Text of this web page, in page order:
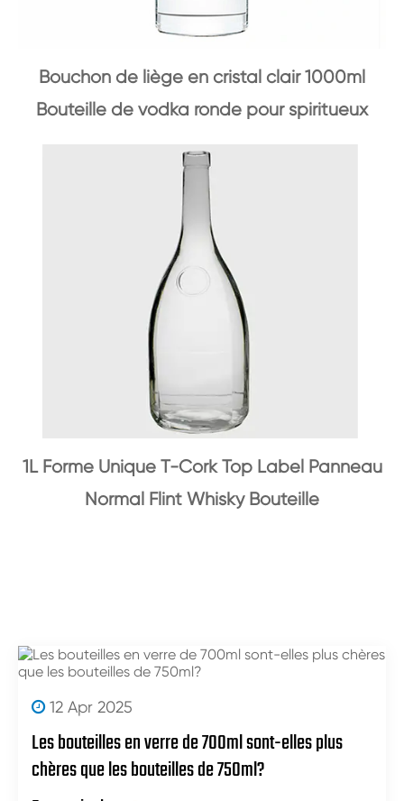
Bouchon de liège en cristal clair 1000ml
Bouteille de vodka ronde pour spiritueux
1L Forme Unique T-Cork Top Label Panneau
Normal Flint Whisky Bouteille
12 Apr 2025
Les bouteilles en verre de 700ml sont-elles plus
chères que les bouteilles de 750ml?